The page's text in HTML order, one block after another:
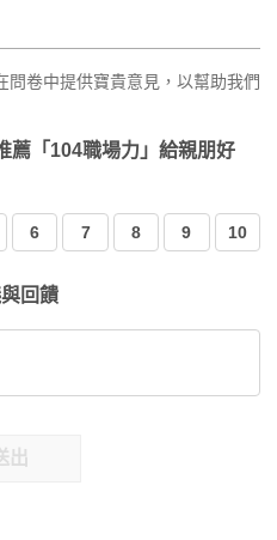
問卷中提供寶貴意見，以幫助我們
薦「104職場力」給親朋好
6 7 8 9 10
回饋
出